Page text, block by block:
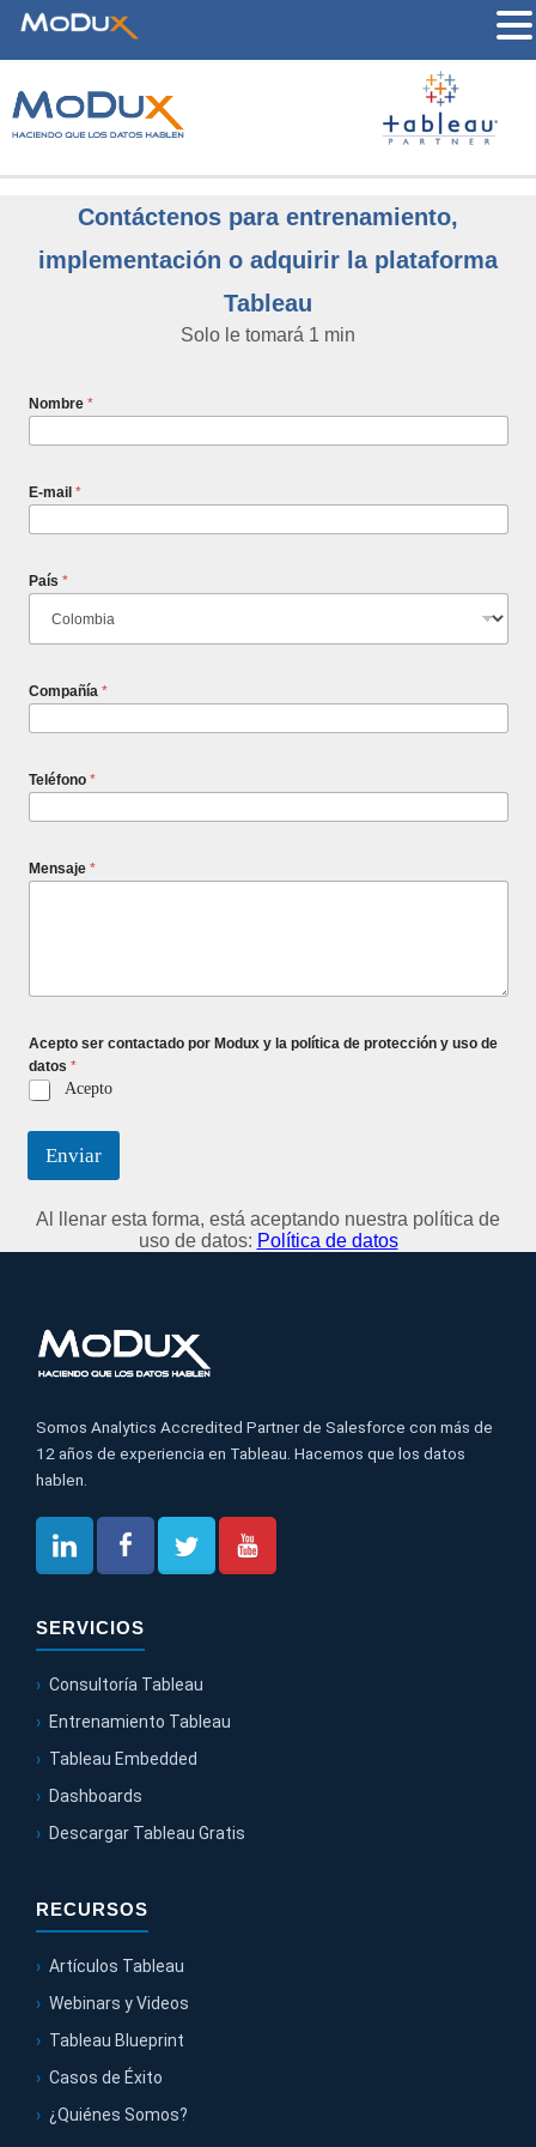
Contáctenos para entrenamiento,
implementación o adquirir la plataforma
Tableau
Solo le tomará 1 min
Nombre *
E-mail *
País *
Compañía *
Teléfono *
Mensaje *
Acepto ser contactado por Modux y la política de protección y uso de
datos *
Acepto
Enviar
Al llenar esta forma, está aceptando nuestra política de
uso de datos: Política de datos
Somos Analytics Accredited Partner de Salesforce con más de
12 años de experiencia en Tableau. Hacemos que los datos
hablen.
SERVICIOS
Consultoría Tableau
Entrenamiento Tableau
Tableau Embedded
Dashboards
Descargar Tableau Gratis
RECURSOS
Artículos Tableau
Webinars y Videos
Tableau Blueprint
Casos de Éxito
¿Quiénes Somos?